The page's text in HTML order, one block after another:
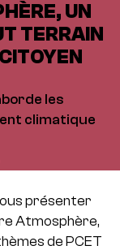
UN
TERRAIN
les
climatique
présenter
Atmosphère,
de PCET